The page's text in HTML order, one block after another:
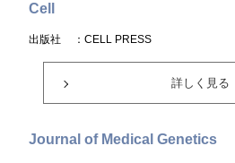
Cell
出版社 ：CELL PRESS
詳しく見る
Journal of Medical Genetics